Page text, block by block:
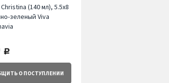
(140 мл), 5.5х8
зеленый Viva
руб.
О ПОСТУПЛЕНИИ